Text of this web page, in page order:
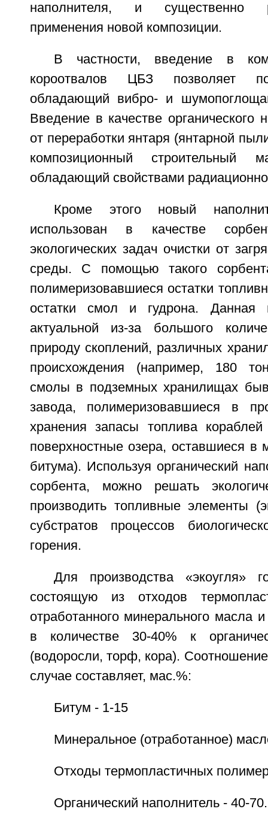
наполнителя, и существенно
применения новой композиции.
В частности, введение в
короотвалов ЦБЗ позволяет
обладающий вибро- и
Введение в качестве органического
от переработки янтаря (янтарной
композиционный строительный
обладающий свойствами
Кроме этого новый
использован в качестве
экологических задач очистки от
среды. С помощью такого
полимеризовавшиеся остатки
остатки смол и гудрона. Данная
актуальной из-за большого
природу скоплений, различных
происхождения (например, 180
смолы в подземных хранилищах
завода, полимеризовавшиеся в
хранения запасы топлива
поверхностные озера, оставшиеся в
битума). Используя органический
сорбента, можно решать
производить топливные элементы
субстратов процессов
горения.
Для производства «экоугля»
состоящую из отходов
отработанного минерального масла
в количестве 30-40% к
(водоросли, торф, кора).
случае составляет, мас.%:
Битум - 1-15
Минеральное (отработанное)
Отходы термопластичных
Органический наполнитель - 40-70.